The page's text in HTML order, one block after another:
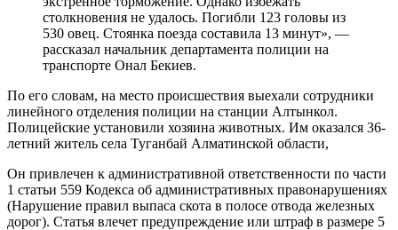
столкновения не удалось. Погибли 123 головы из
530 овец. Стоянка поезда составила 13 минут», —
рассказал начальник департамента полиции на
транспорте Онал Бекиев.
По его словам, на место происшествия выехали сотрудники
линейного отделения полиции на станции Алтынкол.
Полицейские установили хозяина животных. Им оказался 36-
летний житель села Туганбай Алматинской области,
Он привлечен к административной ответственности по части
1 статьи 559 Кодекса об административных правонарушениях
(Нарушение правил выпаса скота в полосе отвода железных
дорог). Статья влечет предупреждение или штраф в размере 5